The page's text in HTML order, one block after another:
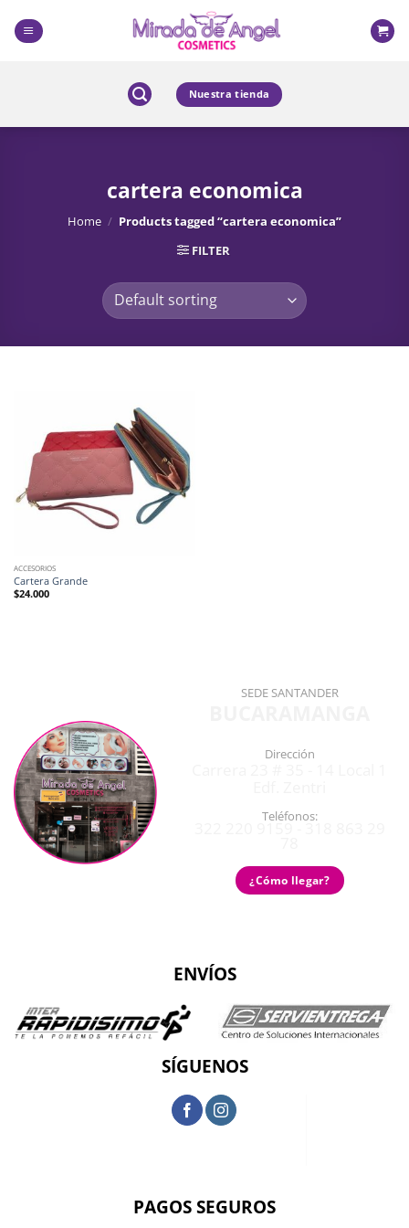
content
Nuestra tienda
cartera economica
Home / Products tagged “cartera economica”
FILTER
ACCESORIOS
Cartera Grande
$24.000
SEDE SANTANDER
Dirección
Teléfonos:
¿Cómo llegar?
ENVÍOS
SÍGUENOS
PAGOS SEGUROS